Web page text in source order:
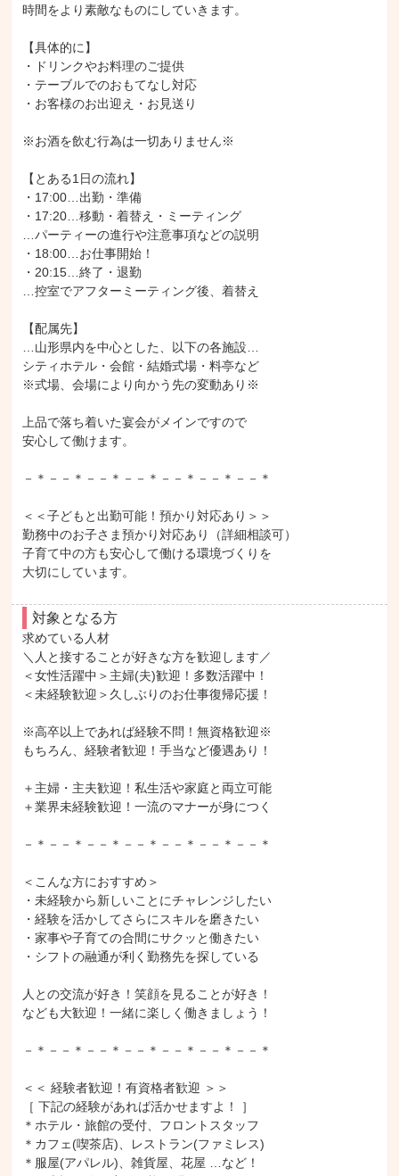
時間をより素敵なものにしていきます。
【具体的に】
・ドリンクやお料理のご提供
・テーブルでのおもてなし対応
・お客様のお出迎え・お見送り
※お酒を飲む行為は一切ありません※
【とある1日の流れ】
・17:00…出勤・準備
・17:20…移動・着替え・ミーティング
…パーティーの進行や注意事項などの説明
・18:00…お仕事開始！
・20:15…終了・退勤
…控室でアフターミーティング後、着替え
【配属先】
…山形県内を中心とした、以下の各施設…
シティホテル・会館・結婚式場・料亭など
※式場、会場により向かう先の変動あり※
上品で落ち着いた宴会がメインですので
安心して働けます。
－＊－－＊－－＊－－＊－－＊－－＊－－＊
＜＜子どもと出勤可能！預かり対応あり＞＞
勤務中のお子さま預かり対応あり（詳細相談可）
子育て中の方も安心して働ける環境づくりを
大切にしています。
対象となる方
求めている人材
＼人と接することが好きな方を歓迎します／
＜女性活躍中＞主婦(夫)歓迎！多数活躍中！
＜未経験歓迎＞久しぶりのお仕事復帰応援！
※高卒以上であれば経験不問！無資格歓迎※
もちろん、経験者歓迎！手当など優遇あり！
＋主婦・主夫歓迎！私生活や家庭と両立可能
＋業界未経験歓迎！一流のマナーが身につく
－＊－－＊－－＊－－＊－－＊－－＊－－＊
＜こんな方におすすめ＞
・未経験から新しいことにチャレンジしたい
・経験を活かしてさらにスキルを磨きたい
・家事や子育ての合間にサクッと働きたい
・シフトの融通が利く勤務先を探している
人との交流が好き！笑顔を見ることが好き！
なども大歓迎！一緒に楽しく働きましょう！
－＊－－＊－－＊－－＊－－＊－－＊－－＊
＜＜ 経験者歓迎！有資格者歓迎 ＞＞
［ 下記の経験があれば活かせますよ！ ］
＊ホテル・旅館の受付、フロントスタッフ
＊カフェ(喫茶店)、レストラン(ファミレス)
＊服屋(アパレル)、雑貨屋、花屋 …など！